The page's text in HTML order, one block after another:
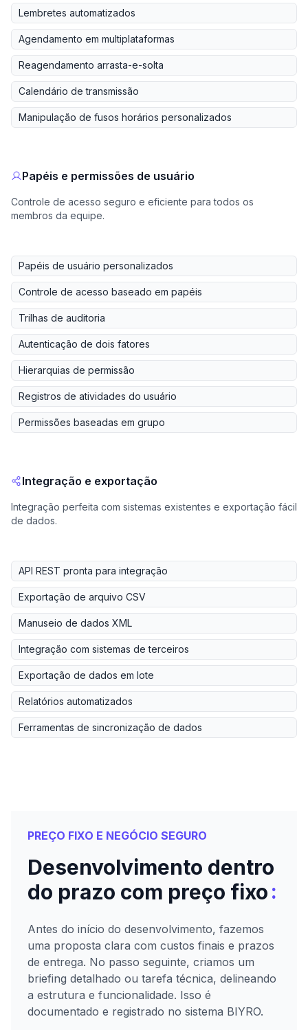
Lembretes automatizados
Agendamento em multiplataformas
Reagendamento arrasta-e-solta
Calendário de transmissão
Manipulação de fusos horários personalizados
Papéis e permissões de usuário
Controle de acesso seguro e eficiente para todos os
membros da equipe.
Papéis de usuário personalizados
Controle de acesso baseado em papéis
Trilhas de auditoria
Autenticação de dois fatores
Hierarquias de permissão
Registros de atividades do usuário
Permissões baseadas em grupo
Integração e exportação
Integração perfeita com sistemas existentes e exportação fácil
de dados.
API REST pronta para integração
Exportação de arquivo CSV
Manuseio de dados XML
Integração com sistemas de terceiros
Exportação de dados em lote
Relatórios automatizados
Ferramentas de sincronização de dados
PREÇO FIXO E NEGÓCIO SEGURO
Desenvolvimento dentro
do prazo com preço fixo:
Antes do início do desenvolvimento, fazemos
uma proposta clara com custos finais e prazos
de entrega. No passo seguinte, criamos um
briefing detalhado ou tarefa técnica, delineando
a estrutura e funcionalidade. Isso é
documentado e registrado no sistema BIYRO.